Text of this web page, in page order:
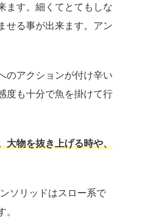
ます。細くてとてもしな
せる事が出来ます。アン
のアクションが付け辛い
度も十分で魚を掛けて行
大物を抜き上げる時や、
ソリッドはスロー系で